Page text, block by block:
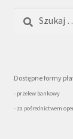
Dostępne formy
- przelew bankowy
- za pośrednictwem